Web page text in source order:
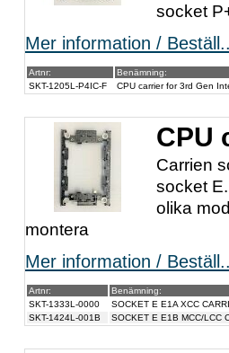
socket
Mer information /
Artnr:
Benämning:
SKT-1205L-P4IC-F
CPU carrier for 3rd Gen
CPU
Carrien
socket
olika
montera
Mer information /
Artnr:
Benämning:
SKT-1333L-0000
SOCKET E E1A XCC
SKT-1424L-001B
SOCKET E E1B MCC/LCC